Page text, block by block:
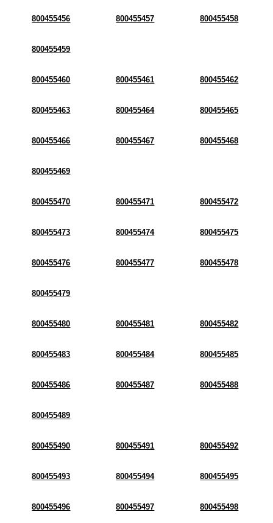
800455456 800455457 800455458
800455459
800455460 800455461 800455462
800455463 800455464 800455465
800455466 800455467 800455468
800455469
800455470 800455471 800455472
800455473 800455474 800455475
800455476 800455477 800455478
800455479
800455480 800455481 800455482
800455483 800455484 800455485
800455486 800455487 800455488
800455489
800455490 800455491 800455492
800455493 800455494 800455495
800455496 800455497 800455498